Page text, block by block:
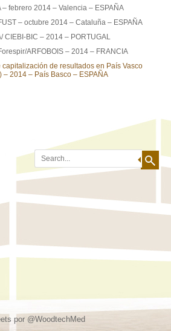
– febrero 2014 – Valencia – ESPAÑA
– octubre 2014 – Cataluña – ESPAÑA
CIEBI-BIC – 2014 – PORTUGAL
ARFOBOIS – 2014 – FRANCIA
de resultados en País Vasco
– 2014 – País Basco – ESPAÑA
Search
por @WoodtechMed